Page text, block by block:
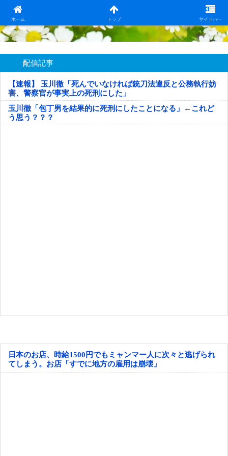
ホーム トップ サイドバー
日本第一！ニュース録
配信記事
【速報】 玉川徹「死んでいなければ銃刀法違反と公務執行妨
害、警察官が事実上の死刑にした」
玉川徹「包丁男を結果的に死刑にしたことになる」←これど
う思う？？？
日本のお店、時給1500円でもミャンマー人に次々と逃げられ
てしまう。お店「すでに地方の雇用は崩壊」